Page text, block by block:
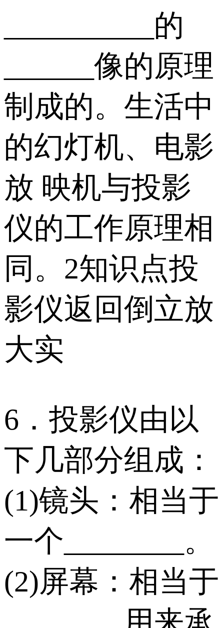
__________的
______像的原理
制成的。生活中
的幻灯机、电影
放 映机与投影
仪的工作原理相
同。2知识点投
影仪返回倒立放
大实
6．投影仪由以
下几部分组成：
(1)镜头：相当于
一个________。
(2)屏幕：相当于